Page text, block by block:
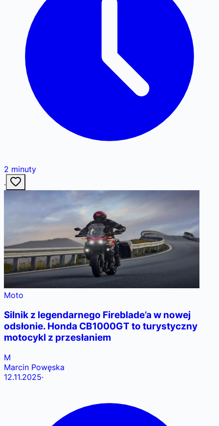
2 minuty
·
Moto
Silnik z legendarnego Fireblade’a w nowej
odsłonie. Honda CB1000GT to turystyczny
motocykl z przesłaniem
M
Marcin Powęska
12.11.2025·